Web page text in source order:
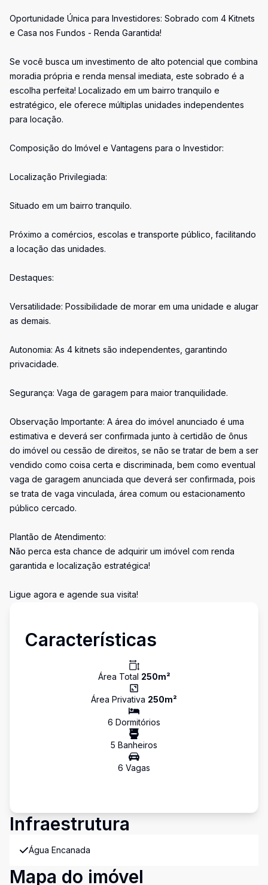
Oportunidade Única para Investidores: Sobrado com 4 Kitnets
e Casa nos Fundos - Renda Garantida!
Se você busca um investimento de alto potencial que combina
moradia própria e renda mensal imediata, este sobrado é a
escolha perfeita! Localizado em um bairro tranquilo e
estratégico, ele oferece múltiplas unidades independentes
para locação.
Composição do Imóvel e Vantagens para o Investidor:
Localização Privilegiada:
Situado em um bairro tranquilo.
Próximo a comércios, escolas e transporte público, facilitando
a locação das unidades.
Destaques:
Versatilidade: Possibilidade de morar em uma unidade e alugar
as demais.
Autonomia: As 4 kitnets são independentes, garantindo
privacidade.
Segurança: Vaga de garagem para maior tranquilidade.
Observação Importante: A área do imóvel anunciado é uma
estimativa e deverá ser confirmada junto à certidão de ônus
do imóvel ou cessão de direitos, se não se tratar de bem a ser
vendido como coisa certa e discriminada, bem como eventual
vaga de garagem anunciada que deverá ser confirmada, pois
se trata de vaga vinculada, área comum ou estacionamento
público cercado.
Plantão de Atendimento:
Não perca esta chance de adquirir um imóvel com renda
garantida e localização estratégica!
Ligue agora e agende sua visita!
Características
Área Total 250m²
Área Privativa 250m²
6 Dormitórios
5 Banheiros
6 Vagas
Infraestrutura
Água Encanada
Mapa do imóvel